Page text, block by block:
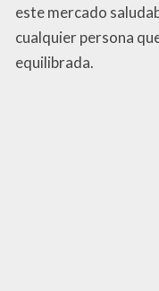
este mercado
cualquier persona
equilibrada.